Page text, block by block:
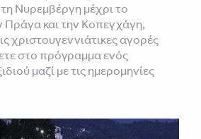
Νυρεμβέργη μέχρι το
Πράγα και την Κοπεγχάγη,
χριστουγεννιάτικες αγορές
στο πρόγραμμα ενός
μαζί με τις ημερομηνίες